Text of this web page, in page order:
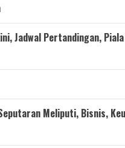
Jadwal Pertandingan,
Meliputi, Bisnis,